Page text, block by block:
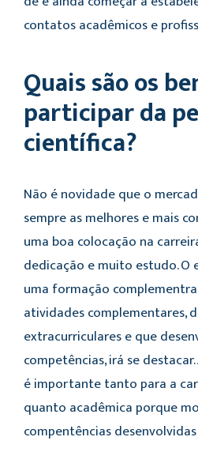
contatos acadêmicos e
Quais são os
participar da
científica?
Não é novidade que o
sempre as melhores e mais
uma boa colocação na
dedicação e muito estudo. O
uma formação
atividades complementares,
extracurriculares e que
competências, irá se destacar.
é importante tanto para a
quanto acadêmica porque
compentências